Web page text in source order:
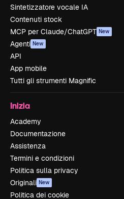
Sintetizzatore vocale IA
Contenuti stock
MCP per Claude/ChatGPT New
Agenti New
API
App mobile
Tutti gli strumenti Magnific
Inizia
Academy
Documentazione
Assistenza
Termini e condizioni
Politica sulla privacy
Originali New
Politica dei cookie